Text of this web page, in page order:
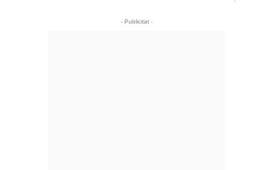
- Publicitat -